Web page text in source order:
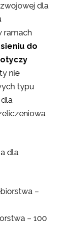
dla
ramach
do
nie
typu
dla
–
– 100